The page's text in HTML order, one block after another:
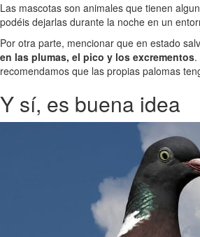
Las mascotas son animales que tienen
podéis dejarlas durante la noche en un
Por otra parte, mencionar que en estado
en las plumas, el pico y los excrementos
recomendamos que las propias palomas
Y sí, es buena idea